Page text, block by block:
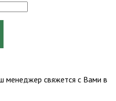
менеджер свяжется с Вами в